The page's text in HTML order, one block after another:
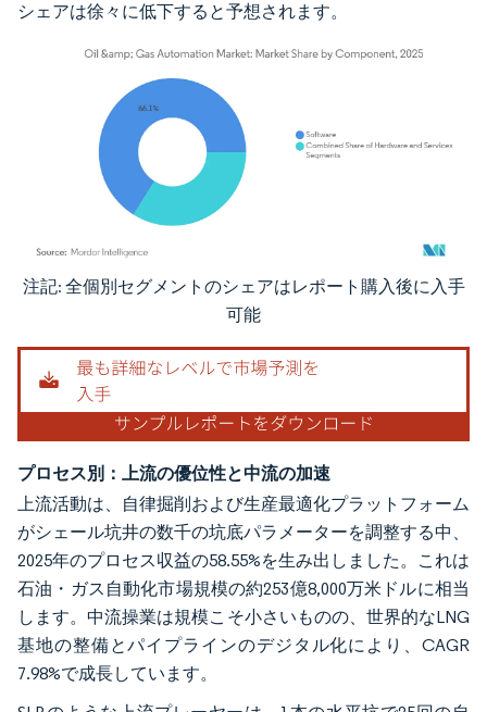
シェアは徐々に低下すると予想されます。
画像 © Mordor Intelligence。再利用にはCC BY 4.0の表示が必要です。
注記: 全個別セグメントのシェアはレポート購入後に入手
可能
プロセス別：上流の優位性と中流の加速
上流活動は、自律掘削および生産最適化プラットフォーム
がシェール坑井の数千の坑底パラメーターを調整する中、
2025年のプロセス収益の58.55%を生み出しました。これは
石油・ガス自動化市場規模の約253億8,000万米ドルに相当
します。中流操業は規模こそ小さいものの、世界的なLNG
基地の整備とパイプラインのデジタル化により、CAGR
7.98%で成長しています。